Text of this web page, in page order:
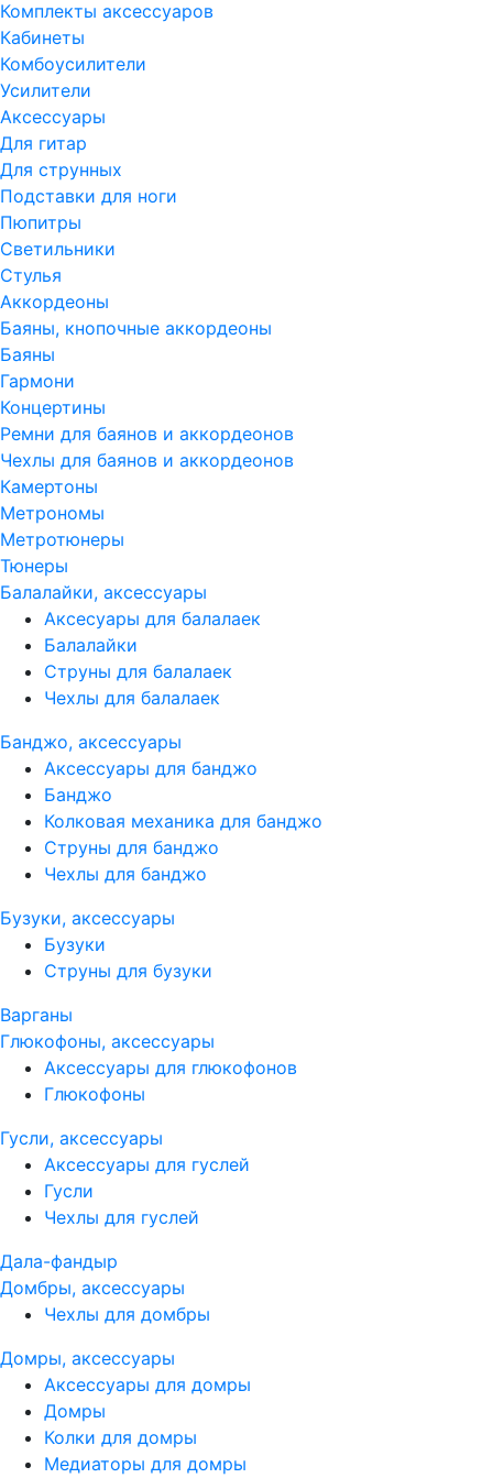
Комплекты аксессуаров
Кабинеты
Комбоусилители
Усилители
Аксессуары
Для гитар
Для струнных
Подставки для ноги
Пюпитры
Светильники
Стулья
Аккордеоны
Баяны, кнопочные аккордеоны
Баяны
Гармони
Концертины
Ремни для баянов и аккордеонов
Чехлы для баянов и аккордеонов
Камертоны
Метрономы
Метротюнеры
Тюнеры
Балалайки, аксессуары
Аксесуары для балалаек
Балалайки
Струны для балалаек
Чехлы для балалаек
Банджо, аксессуары
Аксессуары для банджо
Банджо
Колковая механика для банджо
Струны для банджо
Чехлы для банджо
Бузуки, аксессуары
Бузуки
Струны для бузуки
Варганы
Глюкофоны, аксессуары
Аксессуары для глюкофонов
Глюкофоны
Гусли, аксессуары
Аксессуары для гуслей
Гусли
Чехлы для гуслей
Дала-фандыр
Домбры, аксессуары
Чехлы для домбры
Домры, аксессуары
Аксессуары для домры
Домры
Колки для домры
Медиаторы для домры